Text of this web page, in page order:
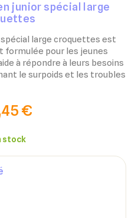
junior spécial large
spécial large croquettes est
formulée pour les jeunes
à répondre à leurs besoins
le surpoids et les troubles
€
stock
ajouter des produits à votre